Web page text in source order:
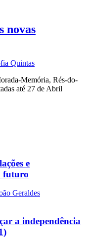
novas
Quintas
Memória, Rés-do-
até 27 de Abril
e
futuro
Geraldes
a independência